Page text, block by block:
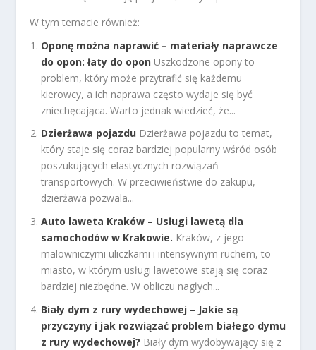
W tym temacie również:
Oponę można naprawić – materiały naprawcze
do opon: łaty do opon Uszkodzone opony to
problem, który może przytrafić się każdemu
kierowcy, a ich naprawa często wydaje się być
zniechęcająca. Warto jednak wiedzieć, że...
Dzierżawa pojazdu Dzierżawa pojazdu to temat,
który staje się coraz bardziej popularny wśród osób
poszukujących elastycznych rozwiązań
transportowych. W przeciwieństwie do zakupu,
dzierżawa pozwala...
Auto laweta Kraków – Usługi lawetą dla
samochodów w Krakowie. Kraków, z jego
malowniczymi uliczkami i intensywnym ruchem, to
miasto, w którym usługi lawetowe stają się coraz
bardziej niezbędne. W obliczu nagłych...
Biały dym z rury wydechowej – Jakie są
przyczyny i jak rozwiązać problem białego dymu
z rury wydechowej? Biały dym wydobywający się z